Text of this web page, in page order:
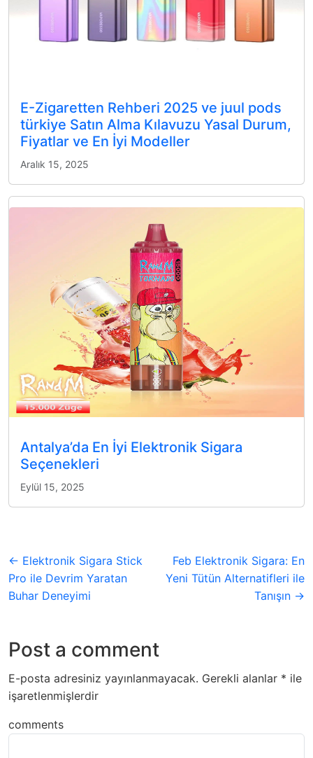
E-Zigaretten Rehberi 2025 ve juul pods
türkiye Satın Alma Kılavuzu Yasal Durum,
Fiyatlar ve En İyi Modeller
Aralık 15, 2025
Antalya’da En İyi Elektronik Sigara
Seçenekleri
Eylül 15, 2025
← Elektronik Sigara Stick
Pro ile Devrim Yaratan
Buhar Deneyimi
Feb Elektronik Sigara: En
Yeni Tütün Alternatifleri ile
Tanışın →
Post a comment
E-posta adresiniz yayınlanmayacak. Gerekli alanlar * ile
işaretlenmişlerdir
comments